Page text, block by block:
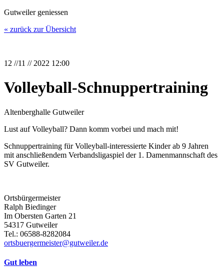
Gutweiler geniessen
« zurück zur Übersicht
12 //11 // 2022 12:00
Volleyball-Schnuppertraining
Altenberghalle Gutweiler
Lust auf Volleyball? Dann komm vorbei und mach mit!
Schnuppertraining für Volleyball-interessierte Kinder ab 9 Jahren
mit anschließendem Verbandsligaspiel der 1. Damenmannschaft des
SV Gutweiler.
Ortsbürgermeister
Ralph Biedinger
Im Obersten Garten 21
54317 Gutweiler
Tel.: 06588-8282084
ortsbuergermeister@gutweiler.de
Gut leben